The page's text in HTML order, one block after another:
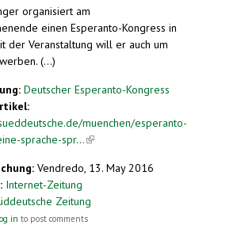
organisiert am
einen Esperanto-Kongress in
der Veranstaltung will er auch um
(...)
Deutscher Esperanto-Kongress
muenchen/esperanto-
sprache-spr...(link is external)
Vendredo, 13. May 2016
Internet-Zeitung
Zeitung
Wenn alle eine Sprache sprechen
in to post comments